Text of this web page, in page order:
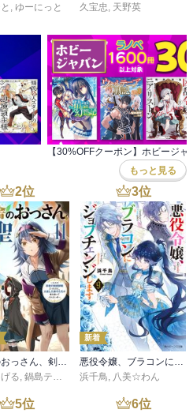
ゆーにっと
久宝忠
天野英
もっと見る
2位
片田舎のおっさん、剣聖になる 11 ～ただの田舎の剣術師範だったのに、大成した弟子たちが俺を放ってくれない件～
る, 鍋島テツヒロ
3位
新着
悪役令嬢、ブラコンにジョブチェンジします９【電子特典付き】
浜千鳥, 八美☆わん
5位 6位